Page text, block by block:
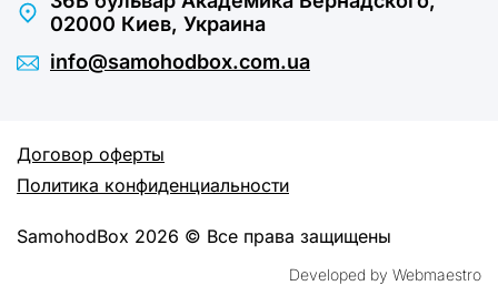
Лучший способ – подбор по VIN-коду или OEM
номеру детали.
Да, доступен каталог и подбор через
менеджера.
Чем отличается оригинал от
02000 Киев, Украина
info@samohodbox.com.ua
Договор оферты
Политика конфиденциальности
SamohodBox 2026 © Все права защищены
Developed by Webmaestro